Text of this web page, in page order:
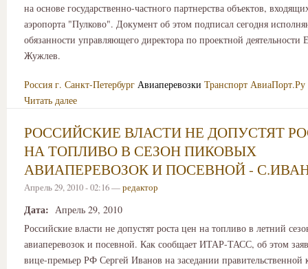
на основе государственно-частного партнерства объектов,
аэропорта "Пулково". Документ об этом подписал сегодня
обязанности управляющего директора по проектной
Жужлев.
Россия г. Санкт-Петербург Авиаперевозки Транспорт АвиаПорт.Ру
Читать далее
РОССИЙСКИЕ ВЛАСТИ НЕ ДОПУСТЯТ
НА ТОПЛИВО В СЕЗОН ПИКОВЫХ
АВИАПЕРЕВОЗОК И ПОСЕВНОЙ -
Апрель 29, 2010 - 02:16 —редактор
Дата: Апрель 29, 2010
Российские власти не допустят роста цен на топливо в летний
авиаперевозок и посевной. Как сообщает ИТАР-ТАСС, об этом
вице-премьер РФ Сергей Иванов на заседании правительственной